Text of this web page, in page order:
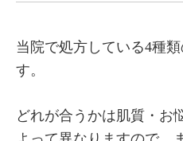
当院で処方している4種
す。
どれが合うかは肌質・お